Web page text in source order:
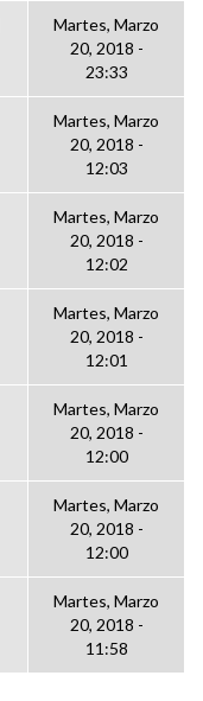
Martes, Marzo
20, 2018 -
23:33
Martes, Marzo
20, 2018 -
12:03
Martes, Marzo
20, 2018 -
12:02
Martes, Marzo
20, 2018 -
12:01
Martes, Marzo
20, 2018 -
12:00
Martes, Marzo
20, 2018 -
12:00
Martes, Marzo
20, 2018 -
11:58